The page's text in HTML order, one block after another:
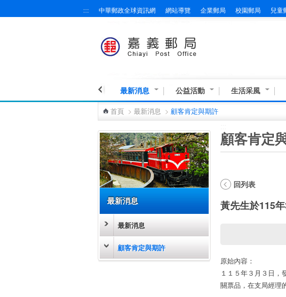
::: 中華郵政全球資訊網 網站導覽 企業郵局 校園郵局 兒童
最新消息 公益活動 生活采風
首頁 > 最新消息 > 顧客肯定與期許
最新消息
最新消息
顧客肯定與期許
顧客肯定
回列表
黃先生於115
原始內容：
１１５年３月３日，
關票品，在支局經理